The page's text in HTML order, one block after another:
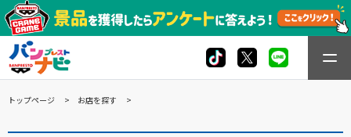
トップページ お店を探す